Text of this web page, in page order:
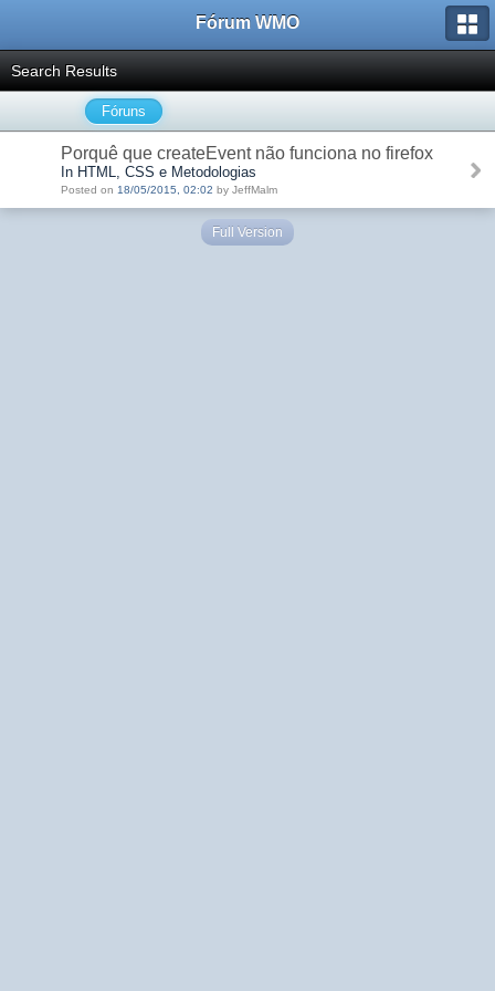
Fórum WMO
Search Results
Fóruns
Porquê que createEvent não funciona no firefox
In HTML, CSS e Metodologias
Posted on 18/05/2015, 02:02 by JeffMalm
Full Version